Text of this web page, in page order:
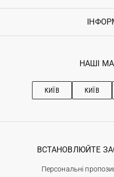
Наші
НАШІ
КИЇВ КИЇВ
ВСТАНОВЛЮЙТЕ
Персональні